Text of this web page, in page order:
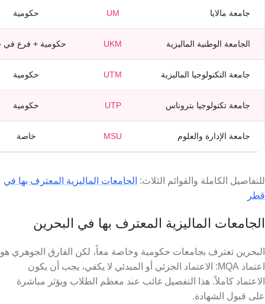
جامعة مالايا UM حكومية
الجامعة الوطنية الماليزية UKM حكومية + فرع في
جامعة التكنولوجيا الماليزية UTM حكومية
جامعة تكنولوجيا بتروناس UTP حكومية
جامعة الإدارة والعلوم MSU خاصة
للتفاصيل الكاملة والقوائم الثلاث: الجامعات الماليزية المعترف بها في
قطر
الجامعات الماليزية المعترف بها في البحرين
البحرين تعترف بجامعات حكومية وخاصة معاً، لكن الفارق الجوهري هو
اعتماد MQA: الاعتماد الجزئي أو المبدئي لا يكفي، يجب أن يكون
الاعتماد كاملاً. هذا التفصيل غائب عند معظم الطلاب ويؤثر مباشرة
على قبول الشهادة.